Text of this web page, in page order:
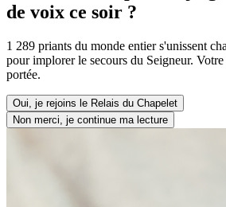
de voix ce soir ?
1 289 priants du monde entier s'unissent
pour implorer le secours du Seigneur.
portée.
Oui, je rejoins le Relais du Chapelet
Non merci, je continue ma lecture